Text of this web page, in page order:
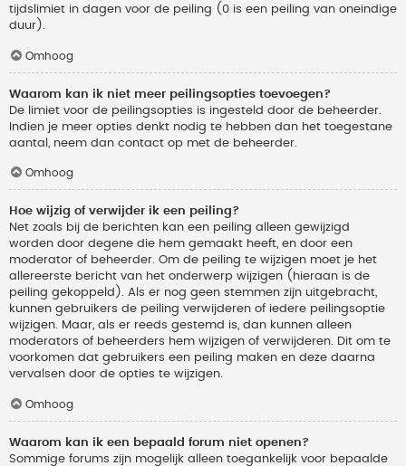
tijdslimiet in dagen voor de peiling (0 is een peiling van oneindige
duur).
Omhoog
Waarom kan ik niet meer peilingsopties toevoegen?
De limiet voor de peilingsopties is ingesteld door de beheerder.
Indien je meer opties denkt nodig te hebben dan het toegestane
aantal, neem dan contact op met de beheerder.
Omhoog
Hoe wijzig of verwijder ik een peiling?
Net zoals bij de berichten kan een peiling alleen gewijzigd
worden door degene die hem gemaakt heeft, en door een
moderator of beheerder. Om de peiling te wijzigen moet je het
allereerste bericht van het onderwerp wijzigen (hieraan is de
peiling gekoppeld). Als er nog geen stemmen zijn uitgebracht,
kunnen gebruikers de peiling verwijderen of iedere peilingsoptie
wijzigen. Maar, als er reeds gestemd is, dan kunnen alleen
moderators of beheerders hem wijzigen of verwijderen. Dit om te
voorkomen dat gebruikers een peiling maken en deze daarna
vervalsen door de opties te wijzigen.
Omhoog
Waarom kan ik een bepaald forum niet openen?
Sommige forums zijn mogelijk alleen toegankelijk voor bepaalde